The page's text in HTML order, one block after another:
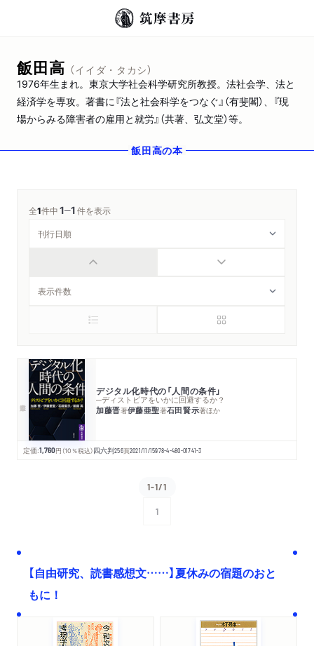
飯田高 （イイダ・タカシ）
1976年生まれ。東京大学社会科学研究所教授。法社会学、法と
経済学を専攻。著書に『法と社会科学をつなぐ』（有斐閣）、『現
場からみる障害者の雇用と就労』（共著、弘文堂）等。
飯田高の本
全1件中1─1件を表示
デジタル化時代の「人間の条件」
─ディストピアをいかに回避するか？
加藤晋著伊藤亜聖著石田賢示著ほか
定価:1,760円 （10％税込）四六判256頁2021/11/15978-4-480-01741-3
1-1/1
1
【自由研究、読書感想文……】夏休みの宿題のおと
もに！